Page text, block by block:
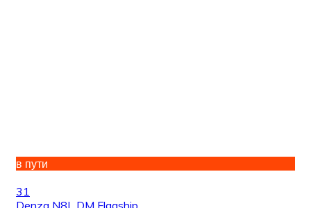
в пути
31
Denza N8L DM Flagship